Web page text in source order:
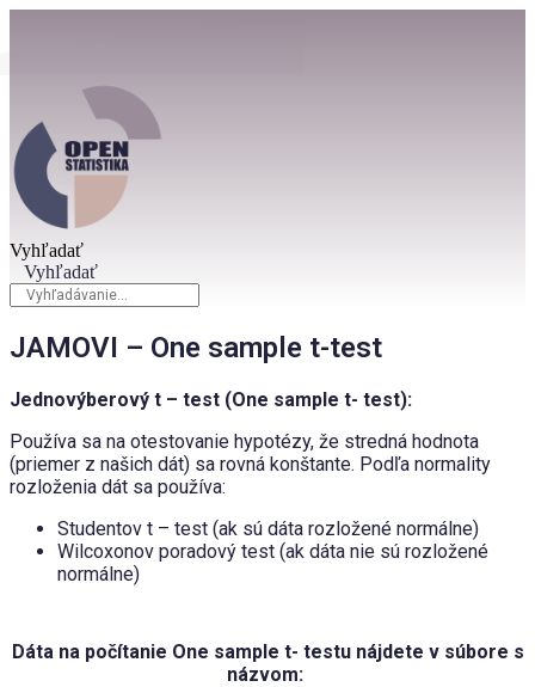
Vyhľadať
Vyhľadať
JAMOVI – One sample t-test
Jednovýberový t – test (One sample t- test):
Používa sa na otestovanie hypotézy, že stredná hodnota
(priemer z našich dát) sa rovná konštante. Podľa normality
rozloženia dát sa používa:
Studentov t – test (ak sú dáta rozložené normálne)
Wilcoxonov poradový test (ak dáta nie sú rozložené
normálne)
Dáta na počítanie One sample t- testu nájdete v súbore s
názvom: